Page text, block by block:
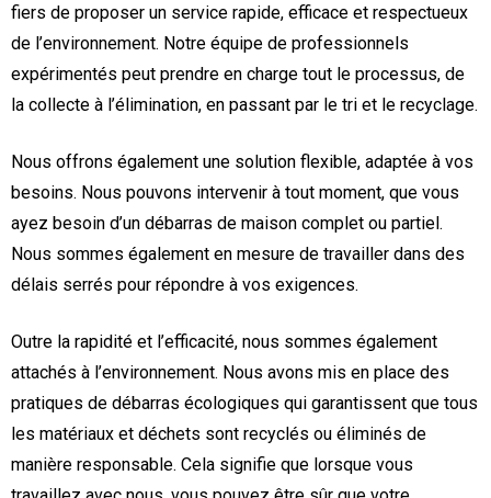
fiers de proposer un service rapide, efficace et respectueux
de l’environnement. Notre équipe de professionnels
expérimentés peut prendre en charge tout le processus, de
la collecte à l’élimination, en passant par le tri et le recyclage.
Nous offrons également une solution flexible, adaptée à vos
besoins. Nous pouvons intervenir à tout moment, que vous
ayez besoin d’un débarras de maison complet ou partiel.
Nous sommes également en mesure de travailler dans des
délais serrés pour répondre à vos exigences.
Outre la rapidité et l’efficacité, nous sommes également
attachés à l’environnement. Nous avons mis en place des
pratiques de débarras écologiques qui garantissent que tous
les matériaux et déchets sont recyclés ou éliminés de
manière responsable. Cela signifie que lorsque vous